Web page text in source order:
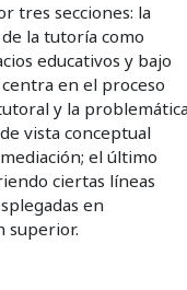
tres secciones: la
la tutoría como
educativos y bajo
en el proceso
y la
vista conceptual
el último
ciertas líneas
en
superior.